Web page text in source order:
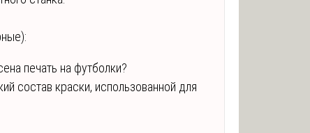
печать на футболки?
состав краски, использованной для